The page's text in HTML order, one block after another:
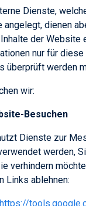
Dienste,
dienen
der Website
nur für
überprüft werden
wir:
Besuchen
Dienste zur
werden,
verhindern
Links ablehnen:
https://